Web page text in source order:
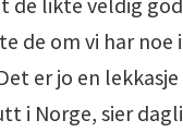
de om vi har
er jo en
i Norge, sier